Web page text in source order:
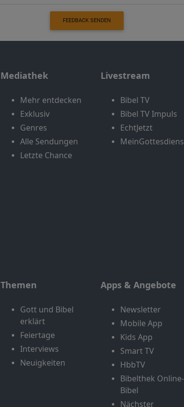
FEEDBACK SENDEN
Mediathek
Mehr entdecken
Exklusiv
Genres
Alle Sendungen
Letzte Chance
Livestream
Bibel TV
Bibel TV Impuls
EchtJetzt
Themen
Gott und Bibel
erklärt
Feiertage
Interviews
Neuigkeiten
Apps & Angebote
Newsletter
Mobile App
Kids App
Smart TV
HbbTV
Bibelthek Online-
Bibel
Nächster